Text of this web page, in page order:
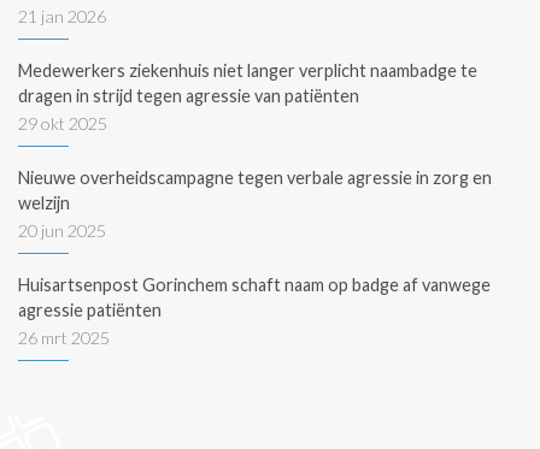
21 jan 2026
Medewerkers ziekenhuis niet langer verplicht naambadge te
dragen in strijd tegen agressie van patiënten
29 okt 2025
Nieuwe overheidscampagne tegen verbale agressie in zorg en
welzijn
20 jun 2025
Huisartsenpost Gorinchem schaft naam op badge af vanwege
agressie patiënten
26 mrt 2025